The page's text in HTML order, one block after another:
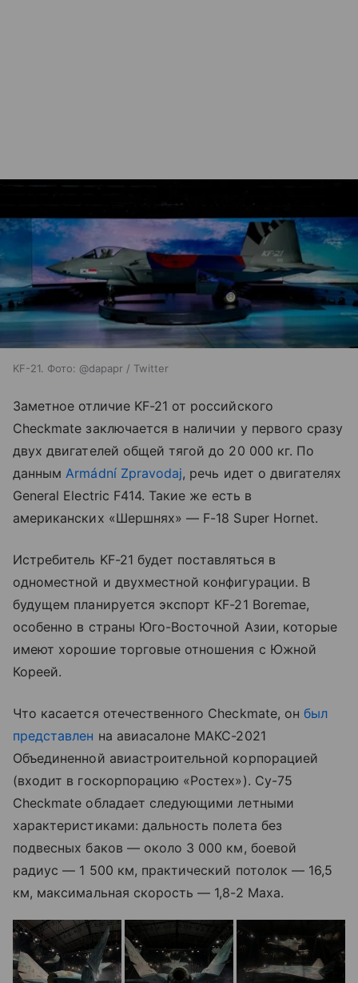
KF-21. Фото: @dapapr / Twitter
Заметное отличие KF-21 от российского
Checkmate заключается в наличии у первого сразу
двух двигателей общей тягой до 20 000 кг. По
даннымArmádní Zpravodaj, речь идет о двигателях
General Electric F414. Такие же есть в
американских «Шершнях»— F-18 Super Hornet.
Истребитель KF-21 будет поставляться в
одноместной и двухместной конфигурации. В
будущем планируется экспорт KF-21 Boremae,
особенно в страны Юго-Восточной Азии, которые
имеют хорошие торговые отношения с Южной
Кореей.
Что касается отечественного Checkmate, онбыл
представлен на авиасалоне МАКС-2021
Объединенной авиастроительной корпорацией
(входит в госкорпорацию «Ростех»). Су-75
Checkmate обладает следующими летными
характеристиками: дальность полета без
подвесных баков — около 3 000 км, боевой
радиус — 1 500 км, практический потолок — 16,5
км, максимальная скорость — 1,8-2 Маха.